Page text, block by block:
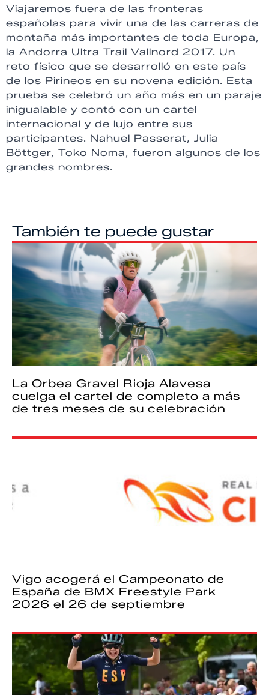
Viajaremos fuera de las fronteras
españolas para vivir una de las carreras de
montaña más importantes de toda Europa,
la Andorra Ultra Trail Vallnord 2017. Un
reto físico que se desarrolló en este país
de los Pirineos en su novena edición. Esta
prueba se celebró un año más en un paraje
inigualable y contó con un cartel
internacional y de lujo entre sus
participantes. Nahuel Passerat, Julia
Böttger, Toko Noma, fueron algunos de los
grandes nombres.
También te puede gustar
La Orbea Gravel Rioja Alavesa
cuelga el cartel de completo a más
de tres meses de su celebración
Vigo acogerá el Campeonato de
España de BMX Freestyle Park
2026 el 26 de septiembre